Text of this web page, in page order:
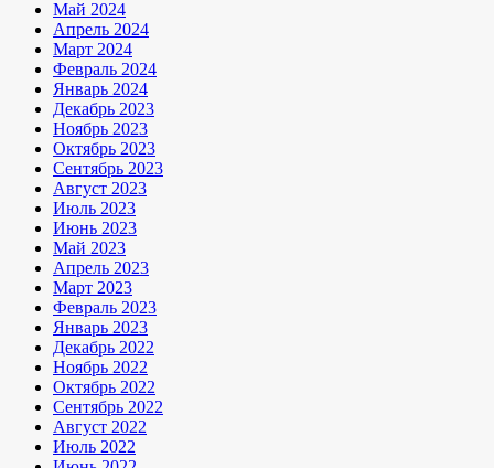
Май 2024
Апрель 2024
Март 2024
Февраль 2024
Январь 2024
Декабрь 2023
Ноябрь 2023
Октябрь 2023
Сентябрь 2023
Август 2023
Июль 2023
Июнь 2023
Май 2023
Апрель 2023
Март 2023
Февраль 2023
Январь 2023
Декабрь 2022
Ноябрь 2022
Октябрь 2022
Сентябрь 2022
Август 2022
Июль 2022